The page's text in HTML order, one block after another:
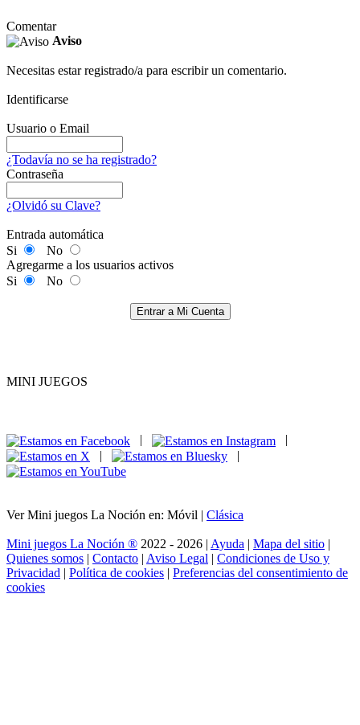
Comentar
Aviso
Necesitas estar registrado/a para escribir un comentario.
Identificarse
Usuario o Email
¿Todavía no se ha registrado?
Contraseña
¿Olvidó su Clave?
Entrada automática
Si
No
Agregarme a los usuarios activos
Si
No
Entrar a Mi Cuenta
MINI JUEGOS
|
|
Ver Mini juegos La Noción en: Móvil | Clásica
Mini juegos La Noción ® 2022 - 2026 | Ayuda | Mapa del sitio |
Quienes somos | Contacto | Aviso Legal | Condiciones de Uso y
Privacidad | Política de cookies | Preferencias del consentimiento de
cookies